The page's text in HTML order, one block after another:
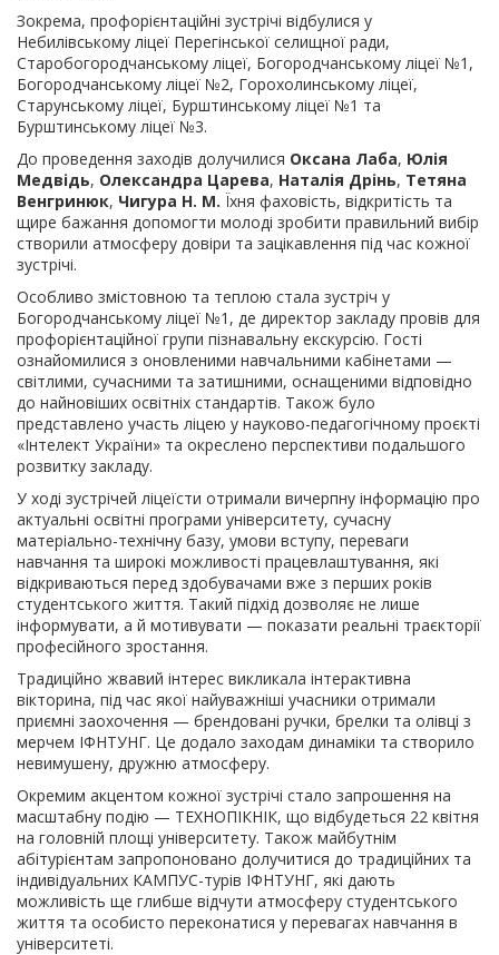
Зокрема, профорієнтаційні зустрічі відбулися у
Небилівському ліцеї Перегінської селищної ради,
Старобогородчанському ліцеї, Богородчанському ліцеї №1,
Богородчанському ліцеї №2, Горохолинському ліцеї,
Старунському ліцеї, Бурштинському ліцеї №1 та
Бурштинському ліцеї №3.
До проведення заходів долучилися Оксана Лаба, Юлія
Медвідь, Олександра Царева, Наталія Дрінь, Тетяна
Венгринюк, Чигура Н. М. Їхня фаховість, відкритість та
щире бажання допомогти молоді зробити правильний вибір
створили атмосферу довіри та зацікавлення під час кожної
зустрічі.
Особливо змістовною та теплою стала зустріч у
Богородчанському ліцеї №1, де директор закладу провів для
профорієнтаційної групи пізнавальну екскурсію. Гості
ознайомилися з оновленими навчальними кабінетами —
світлими, сучасними та затишними, оснащеними відповідно
до найновіших освітніх стандартів. Також було
представлено участь ліцею у науково-педагогічному проєкті
«Інтелект України» та окреслено перспективи подальшого
розвитку закладу.
У ході зустрічей ліцеїсти отримали вичерпну інформацію про
актуальні освітні програми університету, сучасну
матеріально-технічну базу, умови вступу, переваги
навчання та широкі можливості працевлаштування, які
відкриваються перед здобувачами вже з перших років
студентського життя. Такий підхід дозволяє не лише
інформувати, а й мотивувати — показати реальні траєкторії
професійного зростання.
Традиційно жвавий інтерес викликала інтерактивна
вікторина, під час якої найуважніші учасники отримали
приємні заохочення — брендовані ручки, брелки та олівці з
мерчем ІФНТУНГ. Це додало заходам динаміки та створило
невимушену, дружню атмосферу.
Окремим акцентом кожної зустрічі стало запрошення на
масштабну подію — ТЕХНОПІКНІК, що відбудеться 22 квітня
на головній площі університету. Також майбутнім
абітурієнтам запропоновано долучитися до традиційних та
індивідуальних КАМПУС-турів ІФНТУНГ, які дають
можливість ще глибше відчути атмосферу студентського
життя та особисто переконатися у перевагах навчання в
університеті.